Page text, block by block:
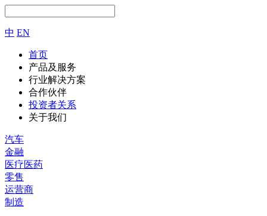
中 EN
首页
产品及服务
行业解决方案
合作伙伴
投资者关系
关于我们
汽车
金融
医疗医药
零售
运营商
制造